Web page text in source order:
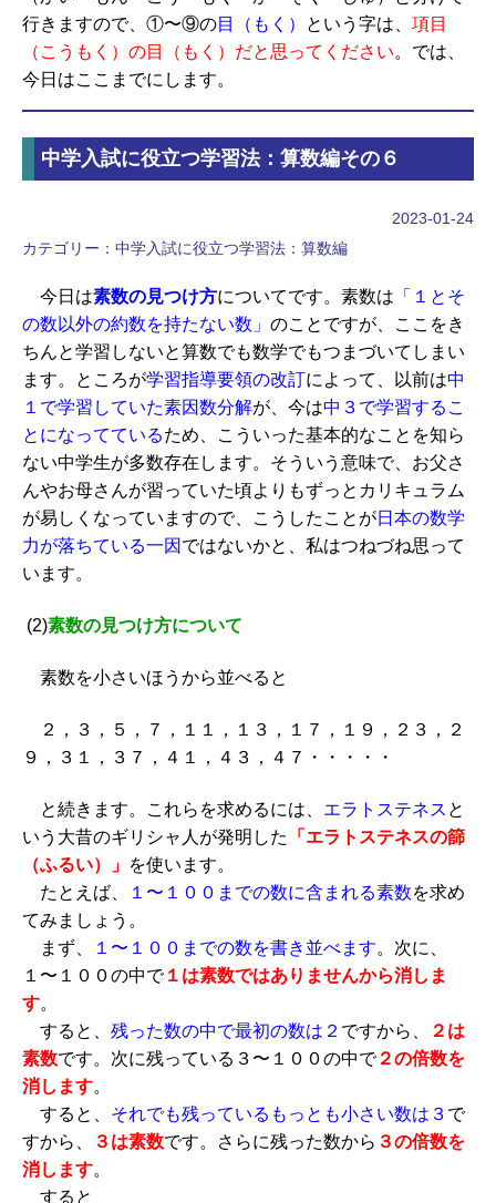
行きますので、①〜⑨の目（もく） という字は、 項目
（こうもく）の目（もく）だと思ってください。では、
今日はここまでにします。
中学入試に役立つ学習法：算数編その６
2023-01-24
カテゴリー： 中学入試に役立つ学習法：算数編
今日は素数の見つけ方についてです。素数は 「１とそ
の数以外の約数を持たない数」 のことですが、ここをき
ちんと学習しないと算数でも数学でもつまづいてしまい
ます。ところが学習指導要領の改訂によって、以前は中
１で学習していた素因数分解が、今は中３で学習するこ
とになってているため、こういった基本的なことを知ら
ない中学生が多数存在します。そういう意味で、お父さ
んやお母さんが習っていた頃よりもずっとカリキュラム
が易しくなっていますので、こうしたことが日本の数学
力が落ちている一因 ではないかと、私はつねづね思って
います。
(2)素数の見つけ方について
素数を小さいほうから並べると
２，３，５，７，１１，１３，１７，１９，２３，２
９，３１，３７，４１，４３，４７・・・・・
と続きます。これらを求めるには、 エラトステネス と
いう大昔のギリシャ人が発明した
「エラトステネスの篩
（ふるい）」 を使います。
たとえば、
１〜１００までの数に含まれる素数を求め
てみましょう。
まず、
１〜１００までの数を書き並べます。次に、
１〜１００の中で１は素数ではありませんから消しま
す。
すると、 残った数の中で最初の数は２ ですから、
２は
素数です。次に残っている３〜１００の中で２の倍数を
消します。
すると、 それでも残っているもっとも小さい数は３ で
すから、
３は素数です。さらに残った数から ３の倍数を
消します。
すると